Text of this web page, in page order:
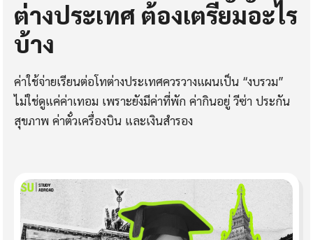
ต่างประเทศ ต้องเตรียมอะไร
บ้าง
ค่าใช้จ่ายเรียนต่อโทต่างประเทศควรวางแผนเป็น “งบรวม”
ไม่ใช่ดูแค่ค่าเทอม เพราะยังมีค่าที่พัก ค่ากินอยู่ วีซ่า ประกัน
สุขภาพ ค่าตั๋วเครื่องบิน และเงินสำรอง